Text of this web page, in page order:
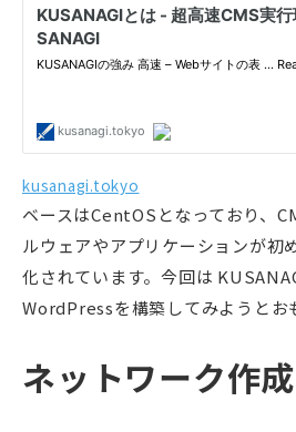
kusanagi.tokyo
ベースはCentOSとなっており、
ルウェアやアプリケーションが初
化されています。今回は
WordPressを構築してみようとお
ネットワーク作成